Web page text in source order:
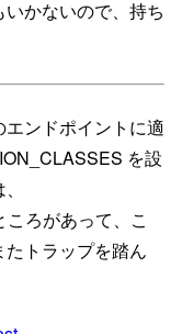
かないので、持ち
ンドポイントに適
を設
ろがあって、こ
トラップを踏ん